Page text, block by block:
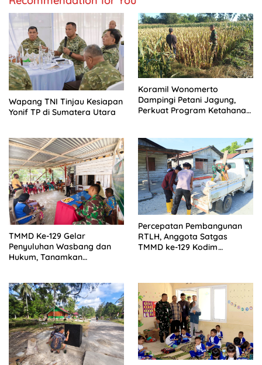
Wapang TNI Tinjau Kesiapan
Yonif TP di Sumatera Utara
Koramil Wonomerto
Dampingi Petani Jagung,
Perkuat Program Ketahanan
TMMD Ke-129 Gelar
Penyuluhan Wasbang dan
Hukum, Tanamkan
Sesor
Percepatan Pembangunan
RTLH, Anggota Satgas
TMMD ke-129 Kodim